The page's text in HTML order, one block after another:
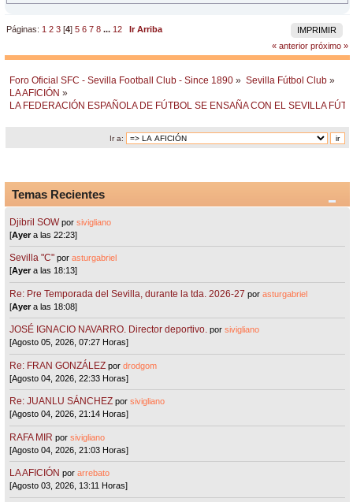
IMPRIMIR
Páginas: 1 2 3 [4]5 6 7 8 ... 12
Ir Arriba
« anterior próximo »
Foro Oficial SFC - Sevilla Football Club - Since 1890 » Sevilla Fútbol Club »
LA AFICIÓN »
LA FEDERACIÓN ESPAÑOLA DE FÚTBOL SE ENSAÑA CON EL SEVILLA
Ir a:
Temas Recientes
Djibril SOW porsivigliano
[Ayera las 22:23]
Sevilla "C"porasturgabriel
[Ayera las 18:13]
Re: Pre Temporada del Sevilla, durante la tda. 2026-27 porasturgabriel
[Ayera las 18:08]
JOSÉ IGNACIO NAVARRO. Director deportivo. porsivigliano
[Agosto 05, 2026, 07:27 Horas]
Re: FRAN GONZÁLEZ pordrodgom
[Agosto 04, 2026, 22:33 Horas]
Re: JUANLU SÁNCHEZ porsivigliano
[Agosto 04, 2026, 21:14 Horas]
RAFA MIR porsivigliano
[Agosto 04, 2026, 21:03 Horas]
LA AFICIÓN porarrebato
[Agosto 03, 2026, 13:11 Horas]